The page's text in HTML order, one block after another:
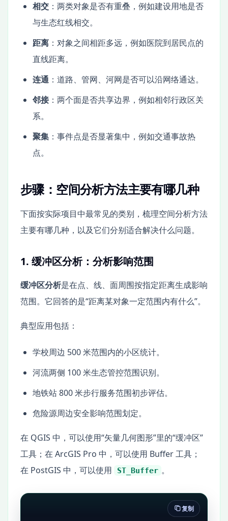
相交 ：两类对象是否有重叠，例如建设用地是否
与生态红线相交。
距离 ：对象之间相距多远，例如医院到居民点的
直线距离。
连通 ：道路、管网、河网是否可以沿网络通达。
邻接：两个面是否共享边界，例如相邻行政区关
系。
聚集 ：事件点是否显著集中，例如交通事故热
点。
步骤：空间分析方法主要有哪几种
下面按实际项目中最常见的类别，梳理空间分析方法
主要有哪几种，以及它们分别适合解决什么问题。
1. 缓冲区分析：分析影响范围
缓冲区分析是在点、线、面周围按指定距离生成影响
范围。它回答的是“距离某对象一定范围内有什么”。
典型应用包括：
学校周边 500 米范围内的小区统计。
河流两侧 100 米生态管控范围识别。
地铁站 800 米步行服务范围初步评估。
危险源周边安全影响范围划定。
在 QGIS 中，可以使用“矢量几何图形”里的“缓冲区”
工具；在 ArcGIS Pro 中，可以使用 Buffer 工具；
在 PostGIS 中，可以使用
ST_Buffer 。
复制